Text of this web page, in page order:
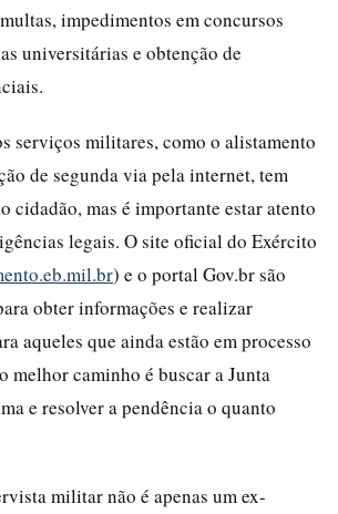
impedimentos em concursos
universitárias e obtenção de
serviços militares, como o alistamento
de segunda via pela internet, tem
cidadão, mas é importante estar atento
legais. O site oficial do Exército
) e o portal Gov.br são
obter informações e realizar
aqueles que ainda estão em processo
melhor caminho é buscar a Junta
e resolver a pendência o quanto
militar não é apenas um ex-